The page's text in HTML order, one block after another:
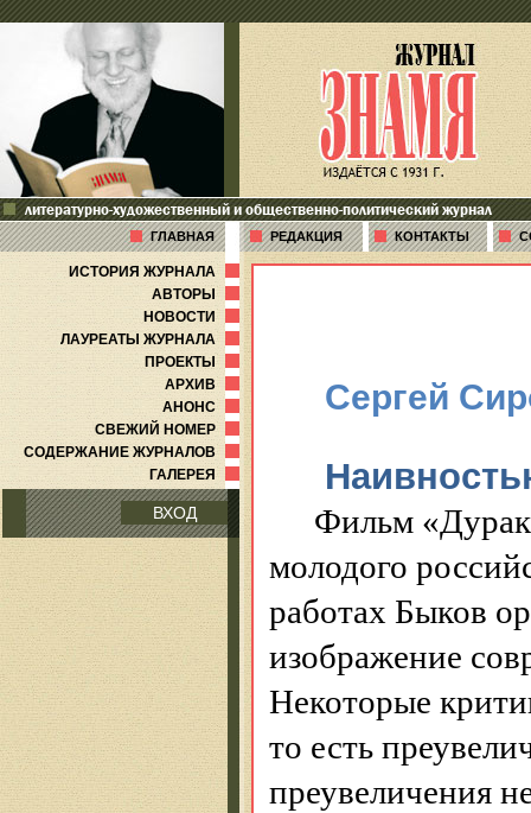
литературно-художественный и общественно-политический журнал
ГЛАВНАЯ РЕДАКЦИЯ КОНТАКТЫ
ИСТОРИЯ ЖУРНАЛА
АВТОРЫ
НОВОСТИ
ЛАУРЕАТЫ ЖУРНАЛА
ПРОЕКТЫ
АРХИВ
АНОНС
СВЕЖИЙ НОМЕР
СОДЕРЖАНИЕ ЖУРНАЛОВ
ГАЛЕРЕЯ
ВХОД
Сергей
Фильм «Дурак
молодого
работах Быков
изображение
Некоторые
то есть
преувеличения